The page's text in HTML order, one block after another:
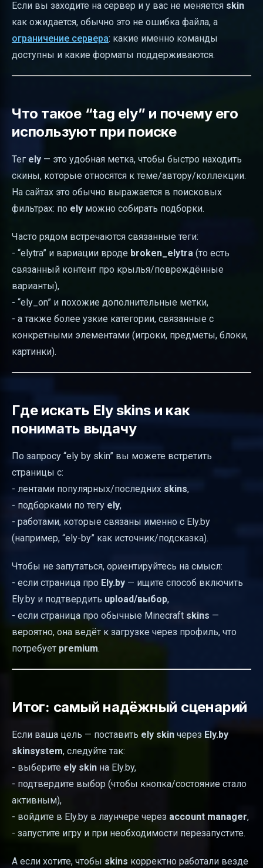
Если вы заходите на сервер и у вас не меняется skin
как ожидается, обычно это не ошибка файла, а
ограничение сервера: какие именно команды
доступны и какие форматы поддерживаются.
Что такое “tag ely” и почему его
используют при поиске
Тег ely — это удобная метка, чтобы быстро находить
скины, которые относятся к теме/автору/коллекции.
На сайтах это обычно выражается в поисковых
фильтрах: по ely можно собирать подборки.
Часто рядом встречаются связанные теги:
- “elytra” и вариации вроде broken_elytra (то есть
связанный контент про крылья/повреждённые
варианты),
- “ely_on” и похожие дополнительные метки,
- а также более узкие категории, связанные с
конкретными элементами (игроки, предметы, блоки,
картинки).
Где искать Ely skins и как
понимать выдачу
По запросу “ely by skin” вы можете встретить
страницы с:
- лентами популярных/последних skins,
- подборками по тегу ely,
- работами, которые связаны именно с Ely.by
(например, “ely-by” как источник/подсказка).
Чтобы не запутаться, ориентируйтесь на смысл:
- если страница про Ely.by — ищите способ включить
Ely.by и подтвердить upload/выбор,
- если страница про обычные Minecraft skins —
вероятно, она ведёт к загрузке через профиль, что
потребует premium.
Итог: самый надёжный сценарий
Если ваша цель — поставить ely skinчерезEly.by
skinsystem, следуйте так:
- выберите ely skin на Ely.by,
- подтвердите выбор (чтобы кнопка/состояние стало
активным),
- войдите в Ely.by в лаунчере через account manager,
- запустите игру и при необходимости перезапустите.
А если хотите, чтобы skins корректно работали везде